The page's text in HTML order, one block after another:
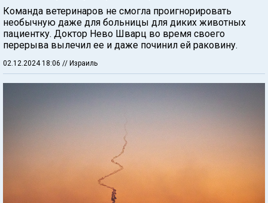
Команда ветеринаров не смогла проигнорировать
необычную даже для больницы для диких животных
пациентку. Доктор Нево Шварц во время своего
перерыва вылечил ее и даже починил ей раковину.
02.12.2024 18:06 // Израиль